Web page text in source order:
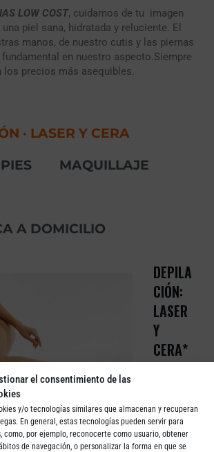
el consentimiento de las
y/o tecnologías similares que almacenan y recuperan
En general, estas tecnologías pueden servir para
como, por ejemplo, reconocerte como usuario, obtener
de navegación, o personalizar la forma en que se
LOW COST, cuidamos de tu imagen
piel sana, hidratada y reluciente. El
manos, de nuestro cutis y las piernas
fundamental en nuestro aspecto.Siempre
los precios más asequibles.
· LASER Y CERA
MAQUILLAJE
A DOMICILIO
DEPILA
CIÓN:
LASER
Y
CERA*
Mentón
·
· Gluteos